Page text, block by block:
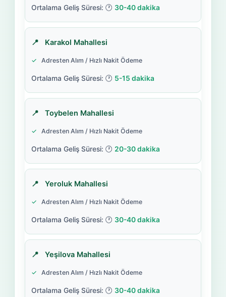
30-40 dakika
Karakol Mahallesi
Adresten Alım / Hızlı Nakit Ödeme
5-15 dakika
Toybelen Mahallesi
Adresten Alım / Hızlı Nakit Ödeme
20-30 dakika
Yeroluk Mahallesi
Adresten Alım / Hızlı Nakit Ödeme
30-40 dakika
Yeşilova Mahallesi
Adresten Alım / Hızlı Nakit Ödeme
30-40 dakika